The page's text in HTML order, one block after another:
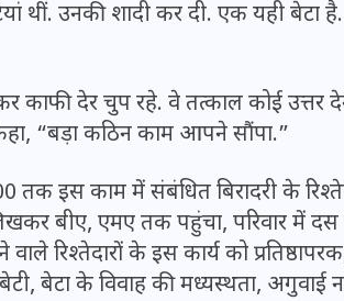
थीं. उनकी शादी कर दी. एक यही बेटा
काफी देर चुप रहे. वे तत्काल कोई उत्तर
“बड़ा कठिन काम आपने सौंपा.”
इस काम में संबंधित बिरादरी के
बीए, एमए तक पहुंचा, परिवार में
रिश्तेदारों के इस कार्य को
बेटा के विवाह की मध्यस्थता, अगुवाई
की लैंडिंग में
और
पर फंसा पेंच,